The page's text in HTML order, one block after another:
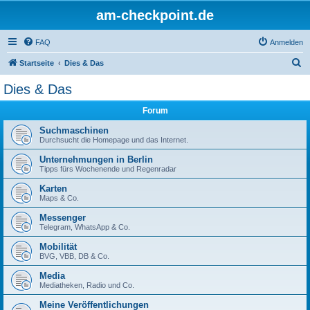
am-checkpoint.de
FAQ Anmelden
Startseite Dies & Das
Dies & Das
Forum
Suchmaschinen
Durchsucht die Homepage und das Internet.
Unternehmungen in Berlin
Tipps fürs Wochenende und Regenradar
Karten
Maps & Co.
Messenger
Telegram, WhatsApp & Co.
Mobilität
BVG, VBB, DB & Co.
Media
Mediatheken, Radio und Co.
Meine Veröffentlichungen